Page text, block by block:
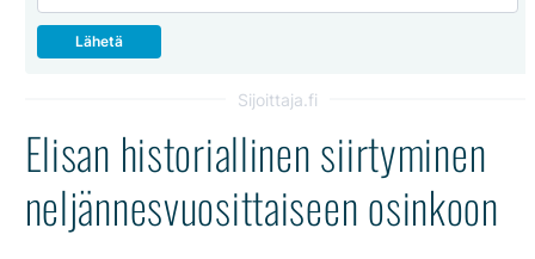
Sijoittaja.fi
Elisan historiallinen siirtyminen
neljännesvuosittaiseen osinkoon